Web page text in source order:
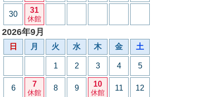
30 31
休館
2026年9月
日 月 火 水 木 金 土
1 2 3 4 5
6 7
休館
8 9 10
休館
11 12